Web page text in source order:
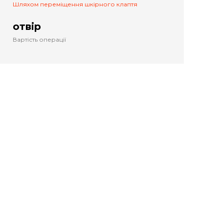
Шляхом переміщення шкірного клаптя
отвір
Вартість операції